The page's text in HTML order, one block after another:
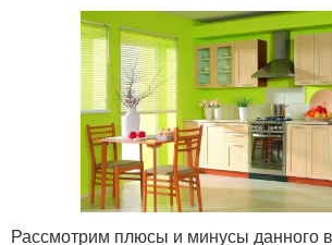
Рассмотрим плюсы и минусы данного